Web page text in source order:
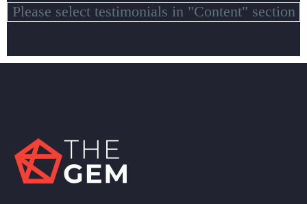
Please select testimonials in "Content" section